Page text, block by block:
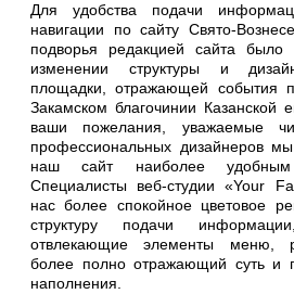
Для удобства подачи
навигации по сайту Свято-
подворья редакцией сайта
изменении структуры и
площадки, отражающей события
Закамском благочинии Казанской
ваши пожелания, уважаемые
профессиональных дизайнеров
наш сайт наиболее удобным
Специалисты веб-студии «Your
нас более спокойное цветовое
структуру подачи
отвлекающие элементы меню,
более полно отражающий суть и
наполнения.